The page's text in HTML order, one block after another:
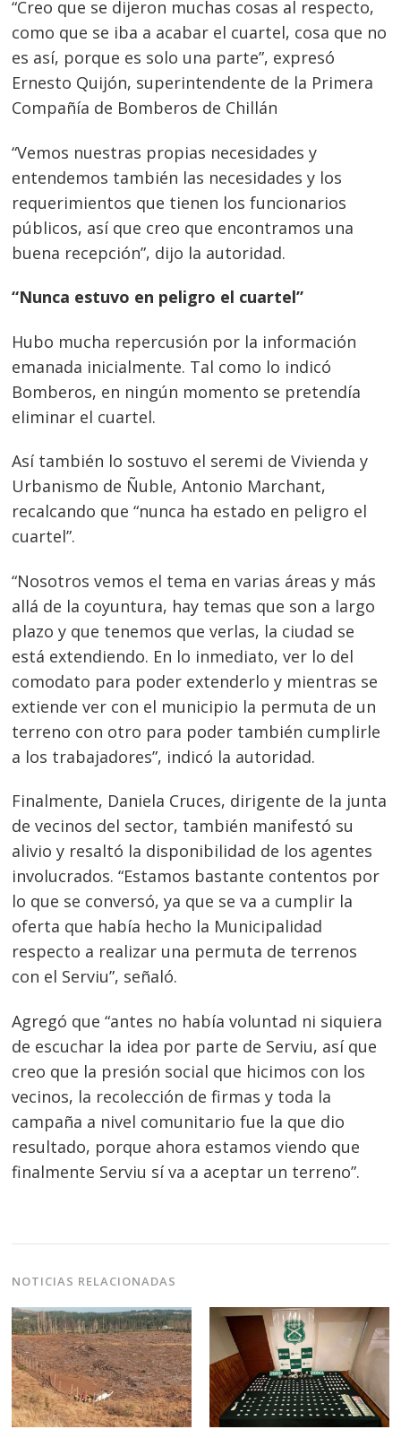
“Creo que se dijeron muchas cosas al respecto,
como que se iba a acabar el cuartel, cosa que no
es así, porque es solo una parte”, expresó
Ernesto Quijón, superintendente de la Primera
Compañía de Bomberos de Chillán
“Vemos nuestras propias necesidades y
entendemos también las necesidades y los
requerimientos que tienen los funcionarios
públicos, así que creo que encontramos una
buena recepción”, dijo la autoridad.
“Nunca estuvo en peligro el cuartel”
Hubo mucha repercusión por la información
emanada inicialmente. Tal como lo indicó
Bomberos, en ningún momento se pretendía
eliminar el cuartel.
Así también lo sostuvo el seremi de Vivienda y
Urbanismo de Ñuble, Antonio Marchant,
recalcando que “nunca ha estado en peligro el
cuartel”.
“Nosotros vemos el tema en varias áreas y más
allá de la coyuntura, hay temas que son a largo
plazo y que tenemos que verlas, la ciudad se
está extendiendo. En lo inmediato, ver lo del
comodato para poder extenderlo y mientras se
extiende ver con el municipio la permuta de un
terreno con otro para poder también cumplirle
a los trabajadores”, indicó la autoridad.
Finalmente, Daniela Cruces, dirigente de la junta
de vecinos del sector, también manifestó su
alivio y resaltó la disponibilidad de los agentes
involucrados. “Estamos bastante contentos por
lo que se conversó, ya que se va a cumplir la
oferta que había hecho la Municipalidad
respecto a realizar una permuta de terrenos
con el Serviu”, señaló.
Agregó que “antes no había voluntad ni siquiera
de escuchar la idea por parte de Serviu, así que
creo que la presión social que hicimos con los
vecinos, la recolección de firmas y toda la
campaña a nivel comunitario fue la que dio
resultado, porque ahora estamos viendo que
finalmente Serviu sí va a aceptar un terreno”.
NOTICIAS RELACIONADAS
de
entradas